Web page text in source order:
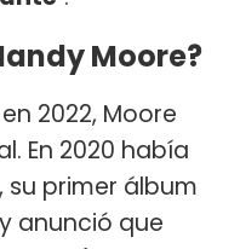
Moore?
en 2022, Moore
En 2020 había
, su primer álbum
anunció que